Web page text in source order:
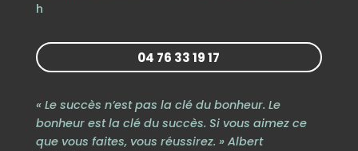
h
04 76 33 19 17
« Le succès n’est pas la clé du bonheur. Le
bonheur est la clé du succès. Si vous aimez ce
que vous faites, vous réussirez. » Albert